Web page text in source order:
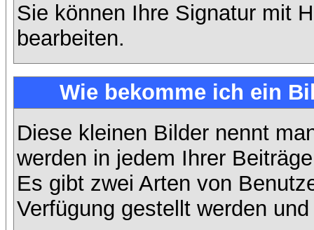
Sie können Ihre Signatur mit
bearbeiten.
Wie bekomme ich ein
Diese kleinen Bilder nennt
werden in jedem Ihrer
Es gibt zwei Arten von
Verfügung gestellt werden